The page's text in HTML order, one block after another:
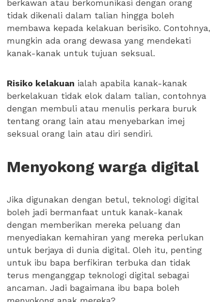
berkawan atau berkomunikasi dengan orang
tidak dikenali dalam talian hingga boleh
membawa kepada kelakuan berisiko. Contohnya,
mungkin ada orang dewasa yang mendekati
kanak-kanak untuk tujuan seksual.
Risiko kelakuan ialah apabila kanak-kanak
berkelakuan tidak elok dalam talian, contohnya
dengan membuli atau menulis perkara buruk
tentang orang lain atau menyebarkan imej
seksual orang lain atau diri sendiri.
Menyokong warga digital
Jika digunakan dengan betul, teknologi digital
boleh jadi bermanfaat untuk kanak-kanak
dengan memberikan mereka peluang dan
menyediakan kemahiran yang mereka perlukan
untuk berjaya di dunia digital. Oleh itu, penting
untuk ibu bapa berfikiran terbuka dan tidak
terus menganggap teknologi digital sebagai
ancaman. Jadi bagaimana ibu bapa boleh